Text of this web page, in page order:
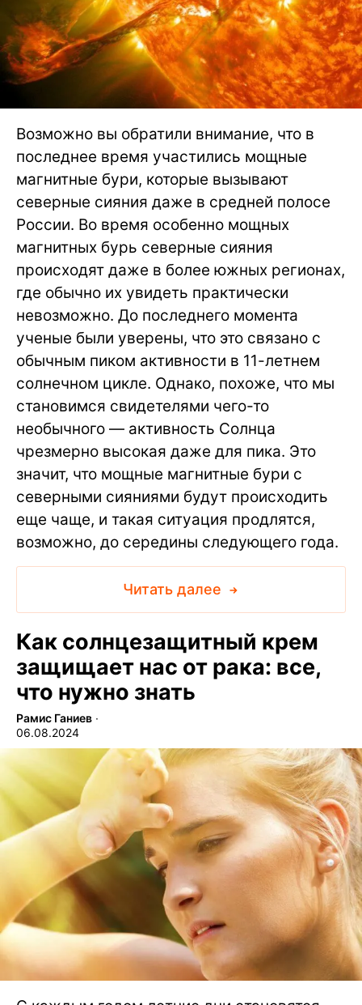
Возможно вы обратили внимание, что в
последнее время участились мощные
магнитные бури, которые вызывают
северные сияния даже в средней полосе
России. Во время особенно мощных
магнитных бурь северные сияния
происходят даже в более южных регионах,
где обычно их увидеть практически
невозможно. До последнего момента
ученые были уверены, что это связано с
обычным пиком активности в 11-летнем
солнечном цикле. Однако, похоже, что мы
становимся свидетелями чего-то
необычного — активность Солнца
чрезмерно высокая даже для пика. Это
значит, что мощные магнитные бури с
северными сияниями будут происходить
еще чаще, и такая ситуация продлятся,
возможно, до середины следующего года.
Читать далее
Как солнцезащитный крем
защищает нас от рака: все,
что нужно знать
Рамис Ганиев ∙
06.08.2024